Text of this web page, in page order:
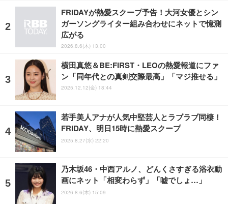
FRIDAYが熱愛スクープ予告！大河女優とシン
ガーソングライター組み合わせにネットで憶測
広がる
2026.8.6(木) 13:00
横田真悠＆BE:FIRST・LEOの熱愛報道にファ
ン「同年代との真剣交際最高」「マジ推せる」
2025.12.12(金) 18:44
若手美人アナが人気中堅芸人とラブラブ同棲！
FRIDAY、明日15時に熱愛スクープ
2025.8.27(水) 22:20
乃木坂46・中西アルノ、どんくさすぎる浴衣動
画にネット「相変わらず」「嘘でしょ…」
2026.8.6(木) 15:09